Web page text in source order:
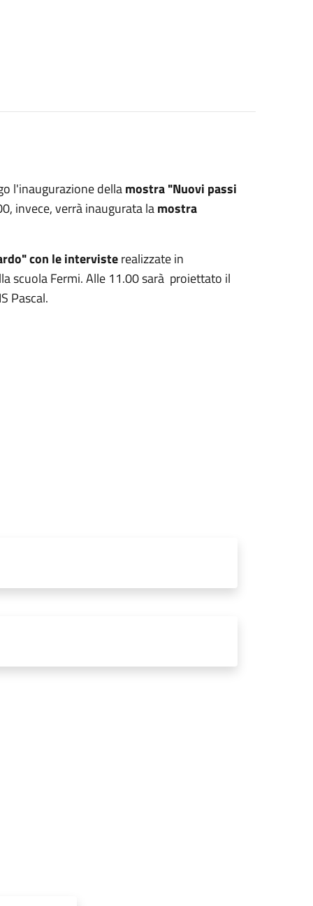
l'inaugurazione dellamostra "Nuovi passi
invece, verrà inaugurata lamostra
con le intervisterealizzate in
scuola Fermi. Alle 11.00 sarà proiettato il
Pascal.